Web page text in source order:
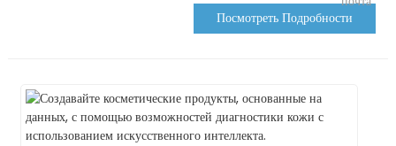
Посмотреть Подробности